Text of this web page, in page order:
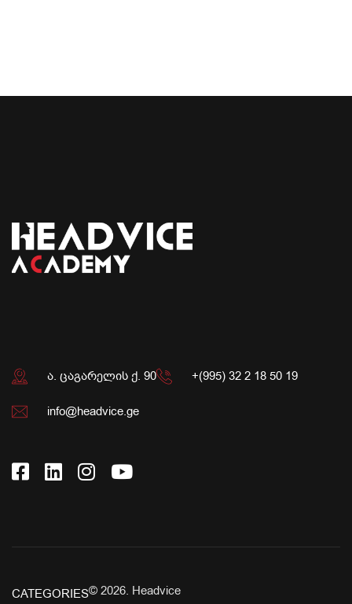
ა. ცაგარელის ქ. 90 +(995) 32 2 18 50 19
info@headvice.ge
© 2026. Headvice
CATEGORIES